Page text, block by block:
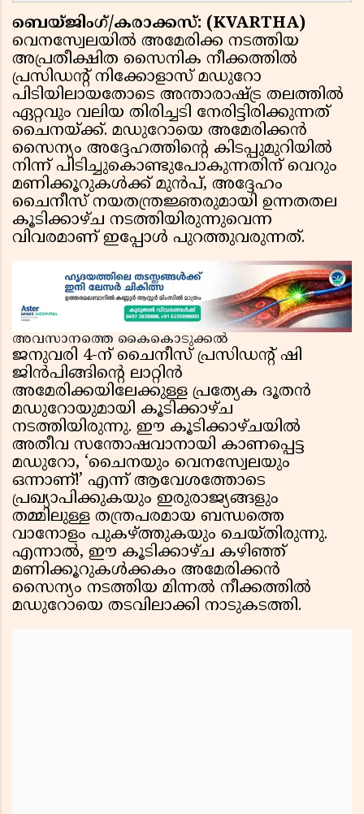
ബെയ്ജിംഗ്/കരാക്കസ്: (KVARTHA)
വെനസ്വേലയിൽ അമേരിക്ക നടത്തിയ
അപ്രതീക്ഷിത സൈനിക നീക്കത്തിൽ
പ്രസിഡന്റ് നിക്കോളാസ് മഡുറോ
പിടിയിലായതോടെ അന്താരാഷ്ട്ര തലത്തിൽ
ഏറ്റവും വലിയ തിരിച്ചടി നേരിട്ടിരിക്കുന്നത്
ചൈനയ്ക്ക്. മഡുറോയെ അമേരിക്കൻ
സൈന്യം അദ്ദേഹത്തിന്റെ കിടപ്പുമുറിയിൽ
നിന്ന് പിടിച്ചുകൊണ്ടുപോകുന്നതിന് വെറും
മണിക്കൂറുകൾക്ക് മുൻപ്, അദ്ദേഹം
ചൈനീസ് നയതന്ത്രജ്ഞരുമായി ഉന്നതതല
കൂടിക്കാഴ്ച നടത്തിയിരുന്നുവെന്ന
വിവരമാണ് ഇപ്പോൾ പുറത്തുവരുന്നത്.
അവസാനത്തെ കൈകൊടുക്കൽ
ജനുവരി 4-ന് ചൈനീസ് പ്രസിഡന്റ് ഷി
ജിൻപിങ്ങിന്റെ ലാറ്റിൻ
അമേരിക്കയിലേക്കുള്ള പ്രത്യേക ദൂതൻ
മഡുറോയുമായി കൂടിക്കാഴ്ച
നടത്തിയിരുന്നു. ഈ കൂടിക്കാഴ്ചയിൽ
അതീവ സന്തോഷവാനായി കാണപ്പെട്ട
മഡുറോ, ‘ചൈനയും വെനസ്വേലയും
ഒന്നാണ്!’ എന്ന് ആവേശത്തോടെ
പ്രഖ്യാപിക്കുകയും ഇരുരാജ്യങ്ങളും
തമ്മിലുള്ള തന്ത്രപരമായ ബന്ധത്തെ
വാനോളം പുകഴ്ത്തുകയും ചെയ്തിരുന്നു.
എന്നാൽ, ഈ കൂടിക്കാഴ്ച കഴിഞ്ഞ്
മണിക്കൂറുകൾക്കകം അമേരിക്കൻ
സൈന്യം നടത്തിയ മിന്നൽ നീക്കത്തിൽ
മഡുറോയെ തടവിലാക്കി നാടുകടത്തി.